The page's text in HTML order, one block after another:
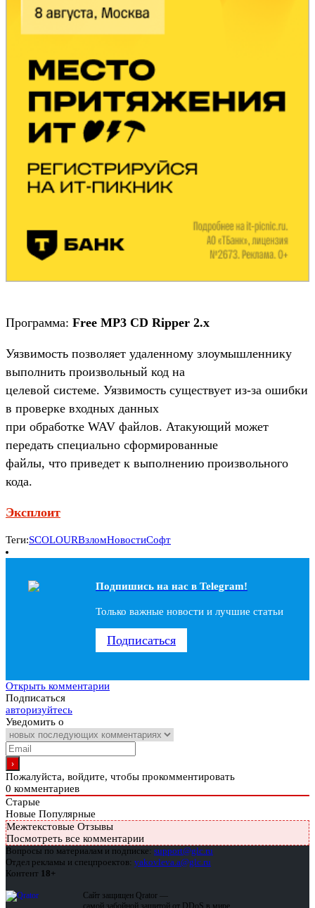
Программа: Free MP3 CD Ripper 2.x
Уязвимость позволяет удаленному злоумышленнику
выполнить произвольный код на
целевой системе. Уязвимость существует из-за ошибки
в проверке входных данных
при обработке WAV файлов. Атакующий может
передать специально сформированные
файлы, что приведет к выполнению произвольного
кода.
Эксплоит
Теги:SCOLOURВзломНовостиСофт
Подпишись на наc в Telegram!
Только важные новости и лучшие статьи
Подписаться
Открыть комментарии
Подписаться
авторизуйтесь
Уведомить о
Пожалуйста, войдите, чтобы прокомментировать
0 комментариев
Старые
Новые Популярные
Межтекстовые Отзывы
Посмотреть все комментарии
Вопросы по материалам и подписке: support@glc.ru
Отдел рекламы и спецпроектов: yakovleva.a@glc.ru
Контент 18+
Сайт защищен Qrator —